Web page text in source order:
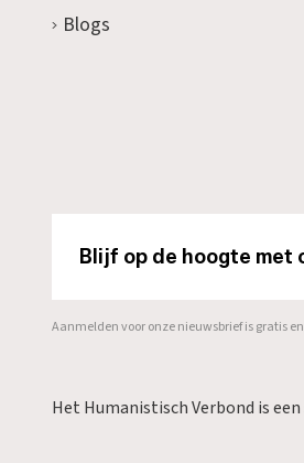
Blogs
Blijf op de hoogte met
Aanmelden voor onze nieuwsbrief is gratis
Het Humanistisch Verbond is